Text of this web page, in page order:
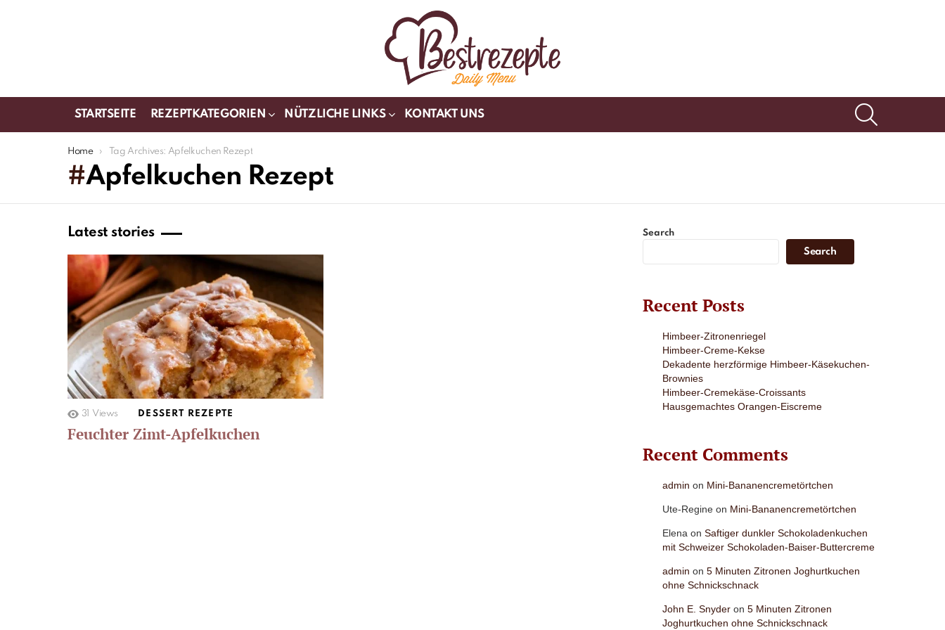
STARTSEITE REZEPTKATEGORIEN NÜTZLICHE LINKS KONTAKT UNS
You are here:
Home Tag Archives: Apfelkuchen Rezept
Apfelkuchen Rezept
Latest stories
31 Views DESSERT REZEPTE
Feuchter Zimt-Apfelkuchen
Search
Search
Recent Posts
Himbeer-Zitronenriegel
Himbeer-Creme-Kekse
Dekadente herzförmige Himbeer-Käsekuchen-
Brownies
Himbeer-Cremekäse-Croissants
Hausgemachtes Orangen-Eiscreme
Recent Comments
admin on Mini-Bananencremetörtchen
Ute-Regine on Mini-Bananencremetörtchen
Elena on Saftiger dunkler Schokoladenkuchen
mit Schweizer Schokoladen-Baiser-Buttercreme
admin on 5 Minuten Zitronen Joghurtkuchen
ohne Schnickschnack
John E. Snyder on 5 Minuten Zitronen
Joghurtkuchen ohne Schnickschnack